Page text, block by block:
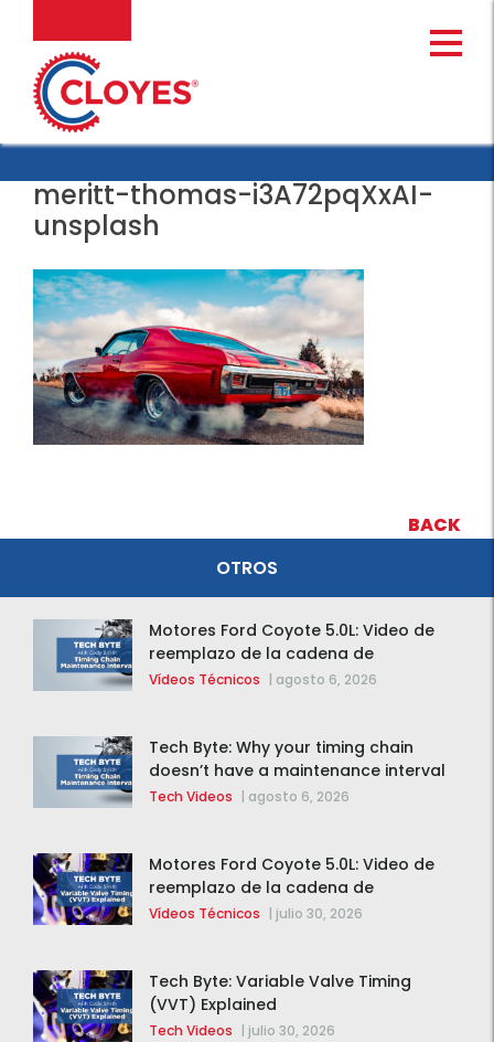
contenido
meritt-thomas-i3A72pqXxAI-
unsplash
BACK
OTROS
Motores Ford Coyote 5.0L: Video de
reemplazo de la cadena de
distribución de la F-150 2015 – 2020
Vídeos Técnicos | agosto 6, 2026
Tech Byte: Why your timing chain
doesn’t have a maintenance interval
Tech Videos | agosto 6, 2026
Motores Ford Coyote 5.0L: Video de
reemplazo de la cadena de
distribución de la F-150 2015 – 2020
Vídeos Técnicos | julio 30, 2026
Tech Byte: Variable Valve Timing
(VVT) Explained
Tech Videos | julio 30, 2026